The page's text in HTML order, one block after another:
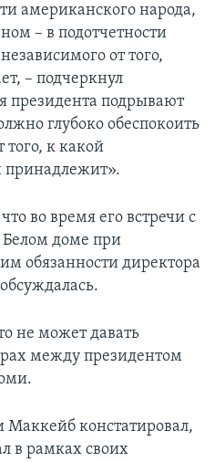
американского народа,
– в подотчетности
от того,
– подчеркнул
президента подрывают
глубоко обеспокоить
того, к какой
принадлежит».
во время его встречи с
доме при
обязанности директора
не может давать
между президентом
Маккейб констатировал,
в рамках своих